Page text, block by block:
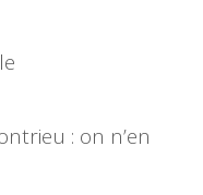
: on n’en